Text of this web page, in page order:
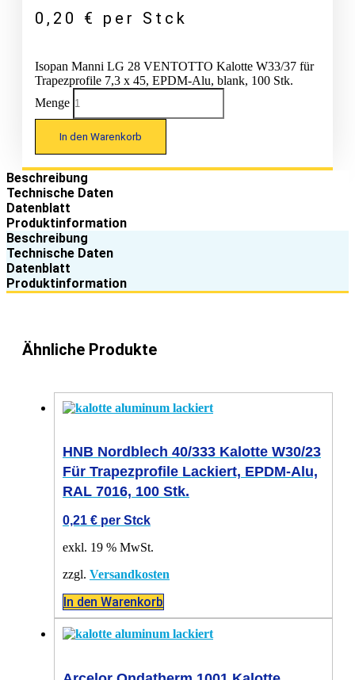
0,20 € per Stck
Isopan Manni LG 28 VENTOTTO Kalotte W33/37 für
Trapezprofile 7,3 x 45, EPDM-Alu, blank, 100 Stk.
Menge
In den Warenkorb
Beschreibung
Technische Daten
Datenblatt
Produktinformation
Beschreibung
Technische Daten
Datenblatt
Produktinformation
Ähnliche Produkte
HNB Nordblech 40/333 Kalotte W30/23
Für Trapezprofile Lackiert, EPDM-Alu,
RAL 7016, 100 Stk.
0,21 € per Stck
exkl. 19 % MwSt.
zzgl. Versandkosten
In den Warenkorb